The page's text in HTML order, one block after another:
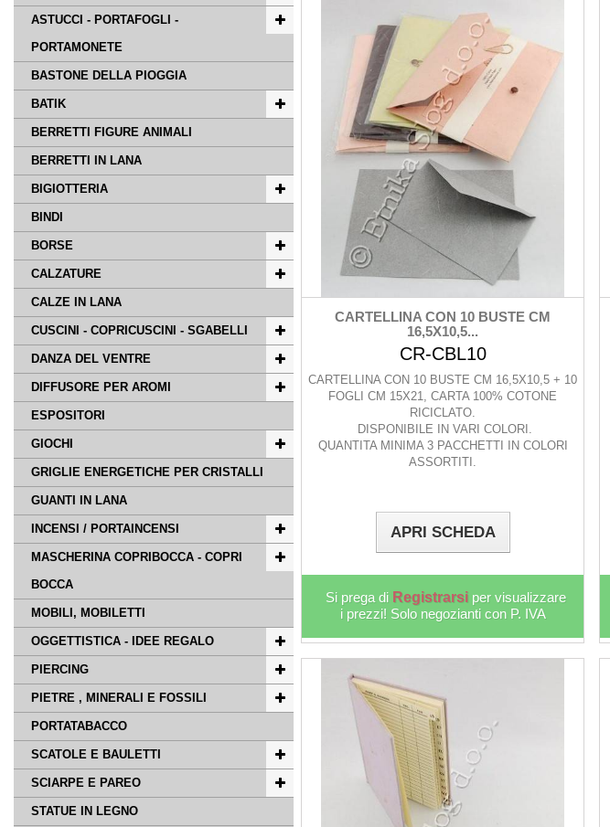
ASTUCCI - PORTAFOGLI -
PORTAMONETE
BASTONE DELLA PIOGGIA
BATIK
BERRETTI FIGURE ANIMALI
BERRETTI IN LANA
BIGIOTTERIA
BINDI
BORSE
CALZATURE
CALZE IN LANA
CUSCINI - COPRICUSCINI - SGABELLI
DANZA DEL VENTRE
DIFFUSORE PER AROMI
ESPOSITORI
GIOCHI
GRIGLIE ENERGETICHE PER CRISTALLI
GUANTI IN LANA
INCENSI / PORTAINCENSI
MASCHERINA COPRIBOCCA - COPRI
BOCCA
MOBILI, MOBILETTI
OGGETTISTICA - IDEE REGALO
PIERCING
PIETRE , MINERALI E FOSSILI
PORTATABACCO
SCATOLE E BAULETTI
SCIARPE E PAREO
STATUE IN LEGNO
CARTELLINA CON 10 BUSTE CM
16,5X10,5...
CR-CBL10
CARTELLINA CON 10 BUSTE CM 16,5X10,5 + 10
FOGLI CM 15X21, CARTA 100% COTONE
RICICLATO.
DISPONIBILE IN VARI COLORI.
QUANTITA MINIMA 3 PACCHETTI IN COLORI
ASSORTITI.
APRI SCHEDA
Si prega di Registrarsi per visualizzare
i prezzi! Solo negozianti con P. IVA